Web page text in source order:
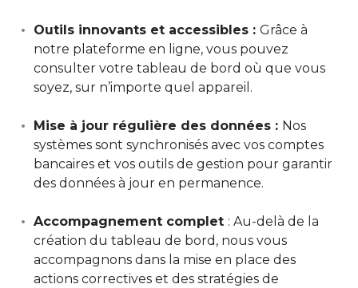
Outils innovants et accessibles : Grâce à
notre plateforme en ligne, vous pouvez
consulter votre tableau de bord où que vous
soyez, sur n’importe quel appareil.
Mise à jour régulière des données : Nos
systèmes sont synchronisés avec vos comptes
bancaires et vos outils de gestion pour garantir
des données à jour en permanence.
Accompagnement complet : Au-delà de la
création du tableau de bord, nous vous
accompagnons dans la mise en place des
actions correctives et des stratégies de